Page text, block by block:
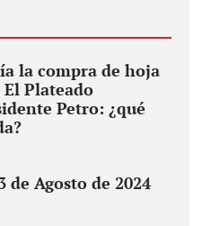
la compra de hoja
El Plateado
Petro: ¿qué
de Agosto de 2024